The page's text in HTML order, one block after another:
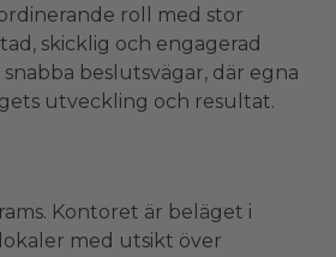
roll med stor
skicklig och engagerad
beslutsvägar, där egna
utveckling och resultat.
Kontoret är beläget i
med utsikt över